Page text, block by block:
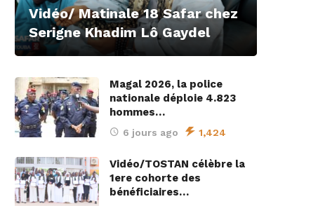
Vidéo/ Matinale 18 Safar chez
Serigne Khadim Lô Gaydel
Magal 2026, la police
nationale déploie 4.823
hommes…
6 jours ago 1,424
Vidéo/TOSTAN célèbre la
1ere cohorte des
bénéficiaires…